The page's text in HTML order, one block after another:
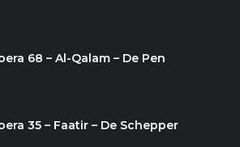
68 – Al-Qalam – De Pen
35 – Faatir – De Schepper